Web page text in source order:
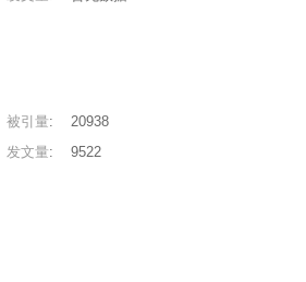
被引量:
20938
发文量: 9522